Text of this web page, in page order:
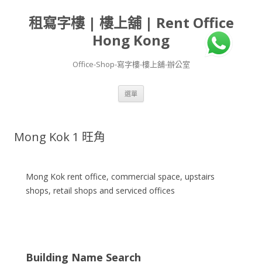
租寫字樓 | 樓上舖 | Rent Office
Hong Kong
Office-Shop-寫字樓-樓上舖-辦公室
選單
Mong Kok 1 旺角
Mong Kok rent office, commercial space, upstairs
shops, retail shops and serviced offices
Building Name Search